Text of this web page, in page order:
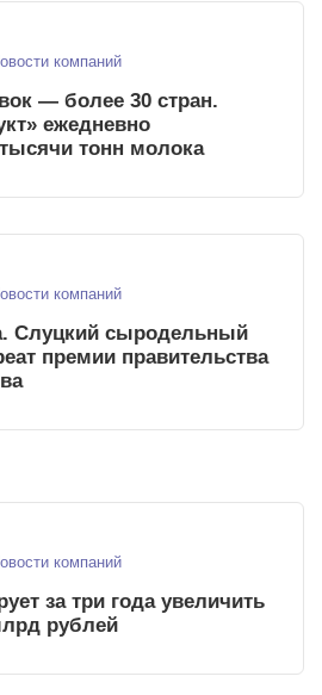
компаний
— более 30 стран.
ежедневно
тонн молока
компаний
Слуцкий сыродельный
премии правительства
компаний
за три года увеличить
рублей